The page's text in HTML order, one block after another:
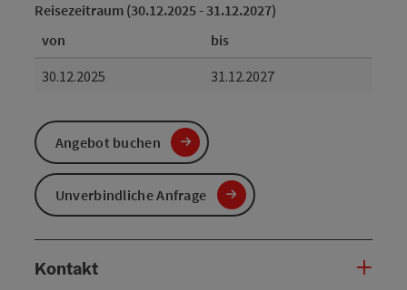
Reisezeitraum (30.12.2025 - 31.12.2027)
von
bis
30.12.2025
31.12.2027
Angebot buchen
Unverbindliche Anfrage
Kontakt